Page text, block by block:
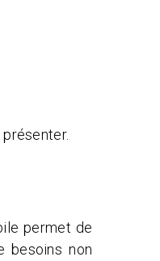
permet de
besoins non